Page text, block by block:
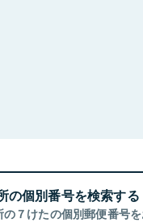
の個別番号を検索する
７けたの個別郵便番号を